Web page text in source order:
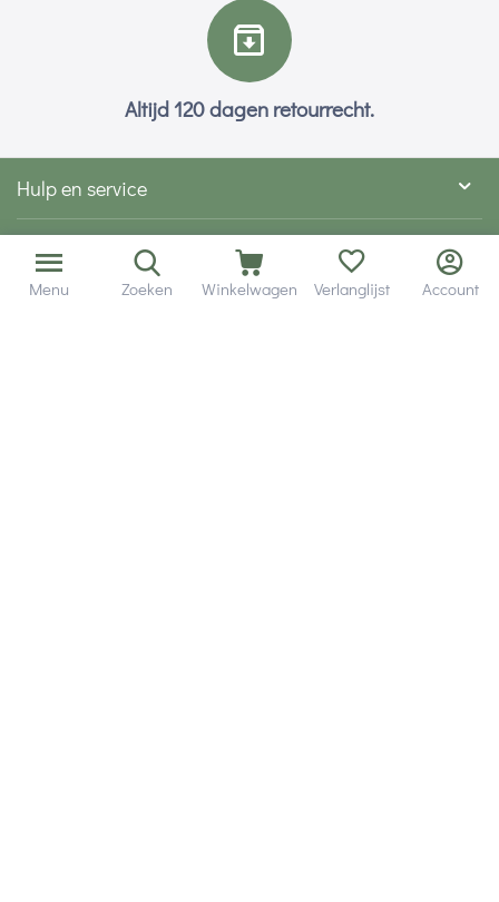
Altijd 120 dagen retourrecht.
Hulp en service
Contact gegevens
Menu Zoeken Winkelwagen Verlanglijst Account